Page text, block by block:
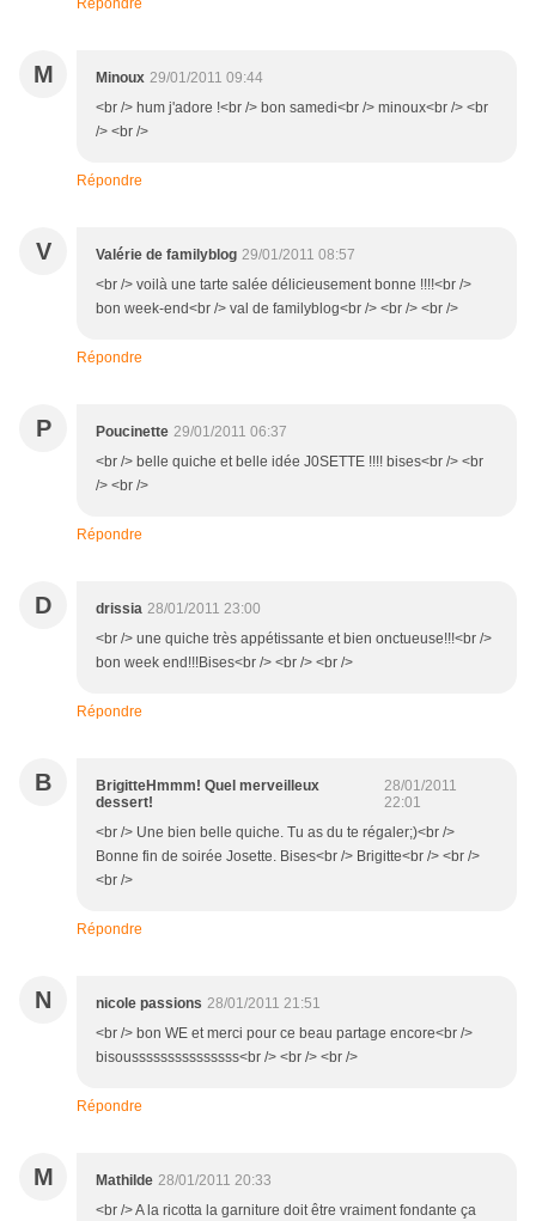
Répondre
M Minoux 29/01/2011 09:44
<br /> hum j'adore !<br /> bon samedi<br /> minoux<br /> <br
/> <br />
Répondre
V Valérie de familyblog 29/01/2011 08:57
<br /> voilà une tarte salée délicieusement bonne !!!!<br />
bon week-end<br /> val de familyblog<br /> <br /> <br />
Répondre
P Poucinette 29/01/2011 06:37
<br /> belle quiche et belle idée J0SETTE !!!! bises<br /> <br
/> <br />
Répondre
D drissia 28/01/2011 23:00
<br /> une quiche très appétissante et bien onctueuse!!!<br />
bon week end!!!Bises<br /> <br /> <br />
Répondre
B
BrigitteHmmm! Quel merveilleux
dessert!
28/01/2011
22:01
<br /> Une bien belle quiche. Tu as du te régaler;)<br />
Bonne fin de soirée Josette. Bises<br /> Brigitte<br /> <br />
<br />
Répondre
N nicole passions 28/01/2011 21:51
<br /> bon WE et merci pour ce beau partage encore<br />
bisousssssssssssssss<br /> <br /> <br />
Répondre
M Mathilde 28/01/2011 20:33
<br /> A la ricotta la garniture doit être vraiment fondante ça